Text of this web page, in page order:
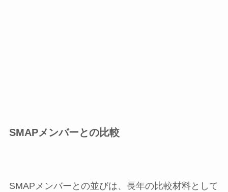
SMAPメンバーとの比較
SMAPメンバーとの並びは、長年の比較材料として